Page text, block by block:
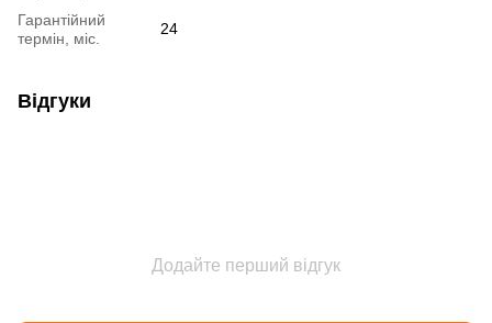
Гарантійний
термін, міс.
24
Відгуки
Додайте перший відгук